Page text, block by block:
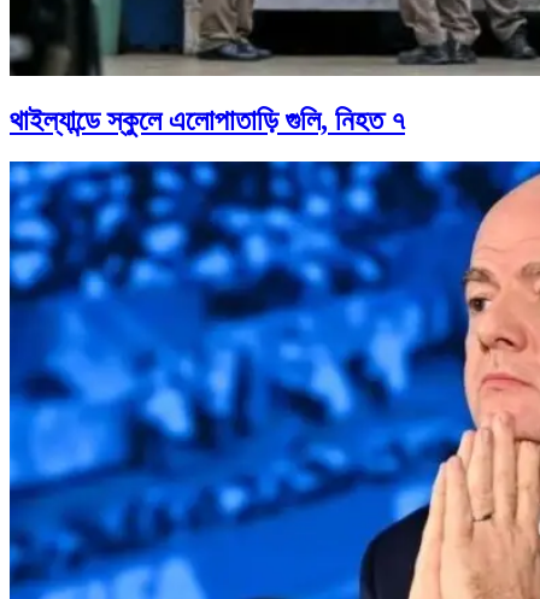
থাইল্যান্ডে স্কুলে এলোপাতাড়ি গুলি, নিহত ৭